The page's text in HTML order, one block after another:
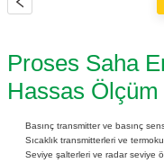
Proses Saha
Hassas
Basınç transmitter ve basınç
Sıcaklık transmitterleri ve
Seviye şalterleri ve radar seviye